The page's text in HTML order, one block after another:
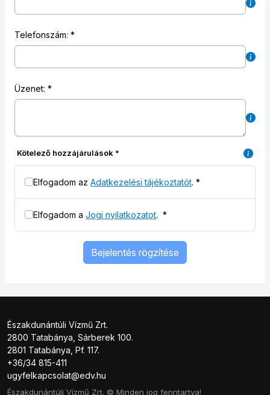
Telefonszám:
Üzenet:
Kötelező hozzájárulások *
Elfogadom az Adatkezelési tájékoztatót. *
Elfogadom a Jogi nyilatkozatot. *
Bejelentés rögzítése
Északdunántúli Vízmű Zrt.
2800 Tatabánya, Sárberek 100.
2801 Tatabánya, Pf. 117.
+36/34 815-411
ugyfelkapcsolat@edv.hu
Északdunántúli Vízmű Zrt. © Minden jog fenntartva!